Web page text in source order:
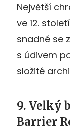
Největší
ve 12.
snadné se
s údivem
složité
9. Velký
Barrier